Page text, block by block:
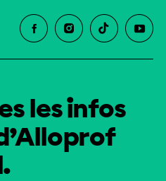
les infos